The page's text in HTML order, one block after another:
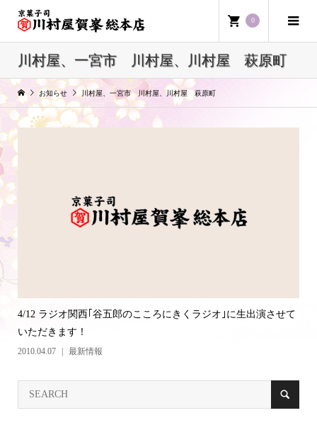
0
川村屋、一宮市 川村屋、川村屋 萩原町
お知らせ 川村屋、一宮市 川村屋、川村屋 萩原町
4/12 ラジオ関西｢谷五郎のこころにきくラジオ｣に生出演させて
いただきます！
2010.04.07 最新情報